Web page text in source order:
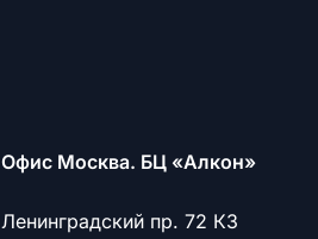
Офис Москва. БЦ «Алкон»
Ленинградский пр. 72 К3